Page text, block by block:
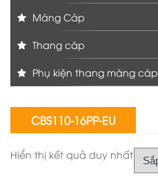
Máng Cáp
Thang cáp
Phụ kiện thang máng cáp
CBS110-16PP-EU
Hiển thị kết quả duy nhất